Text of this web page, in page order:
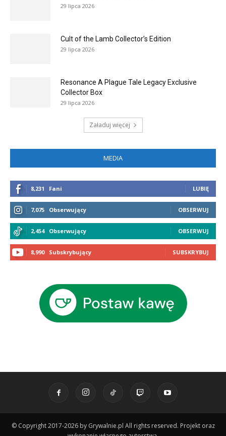
29 lipca 2026
Cult of the Lamb Collector’s Edition
29 lipca 2026
Resonance A Plague Tale Legacy Exclusive
Collector Box
29 lipca 2026
Załaduj więcej
MEDIA
8,231 Fani LUBIĘ
7,075 Obserwujący OBSERWUJ
2,454 Obserwujący OBSERWUJ
8,990 Subskrybujący SUBSKRYBUJ
© Copyright 2017-2026 by Grywalnie.pl All rights reserved. Projekt oraz